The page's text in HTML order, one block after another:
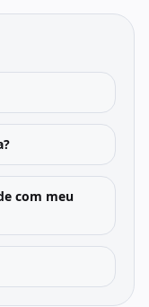
com meu